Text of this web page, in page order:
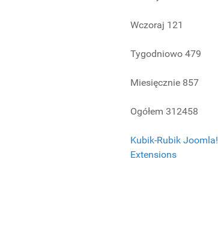
Wczoraj 121
Tygodniowo 479
Miesięcznie 857
Ogółem 312458
Kubik-Rubik Joomla!
Extensions